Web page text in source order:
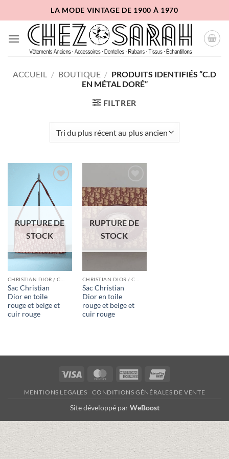
au
contenu
LA MODE VINTAGE DE 1900 À 1970
ACCUEIL / BOUTIQUE / PRODUITS IDENTIFIÉS “C.D
EN MÉTAL DORÉ”
FILTRER
Ajouter
à la liste
d'envies
RUPTURE DE
STOCK
CHRISTIAN DIOR / CRISTIAN DIOR HAUTE COUTURE / CHRISTIAN DIOR BOUTIQUE / MISS DIOR
Sac Christian
Dior en toile
rouge et beige et
cuir rouge
Ajouter
à la liste
d'envies
RUPTURE DE
STOCK
CHRISTIAN DIOR / CRISTIAN DIOR HAUTE COUTURE / CHRISTIAN DIOR BOUTIQUE / MISS DIOR
Sac Christian
Dior en toile
rouge et beige et
cuir rouge
Visa MasterCardAmerican
MENTIONS LEGALES CONDITIONS GÉNÉRALES DE VENTE
Site développé parWeBoost